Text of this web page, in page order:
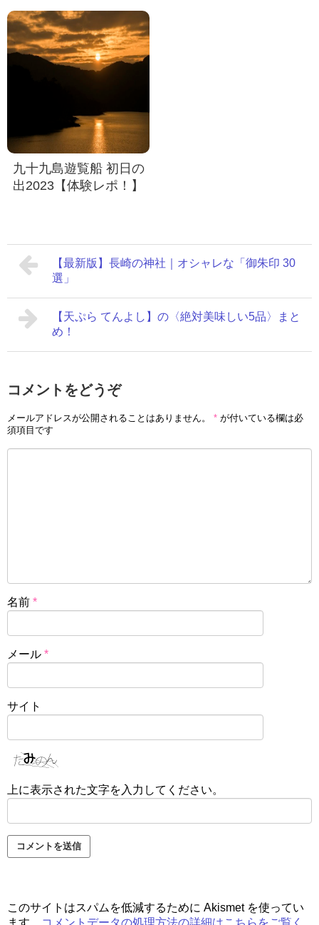
九十九島遊覧船 初日の
出2023【体験レポ！】
【最新版】長崎の神社｜オシャレな「御朱印 30
選」
【天ぷら てんよし】の〈絶対美味しい5品〉まと
め！
コメントをどうぞ
メールアドレスが公開されることはありません。 * が付いている欄は必
須項目です
名前 *
メール *
サイト
上に表示された文字を入力してください。
このサイトはスパムを低減するために Akismet を使ってい
ます。
コメントデータの処理方法の詳細はこちらをご覧く